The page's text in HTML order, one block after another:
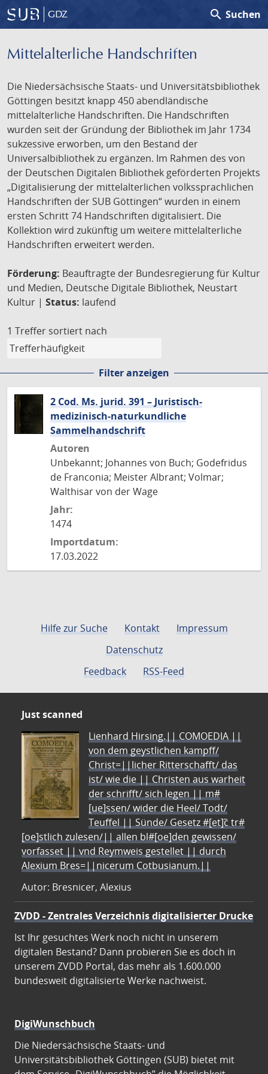
GDZ search Suchen
Mittelalterliche Handschriften
Die Niedersächsische Staats- und Universitätsbibliothek
Göttingen besitzt knapp 450 abendländische
mittelalterliche Handschriften. Die Handschriften
wurden seit der Gründung der Bibliothek im Jahr 1734
sukzessive erworben, um den Bestand der
Universalbibliothek zu ergänzen. Im Rahmen des von
der Deutschen Digitalen Bibliothek geförderten Projekts
„Digitalisierung der mittelalterlichen volkssprachlichen
Handschriften der SUB Göttingen“ wurden in einem
ersten Schritt 74 Handschriften digitalisiert. Die
Kollektion wird zukünftig um weitere mittelalterliche
Handschriften erweitert werden.
Förderung: Beauftragte der Bundesregierung für Kultur
und Medien, Deutsche Digitale Bibliothek, Neustart
Kultur | Status: laufend
1 Treffer sortiert nach
Filter anzeigen
2 Cod. Ms. jurid. 391 – Juristisch-
medizinisch-naturkundliche
Sammelhandschrift
Autoren
Unbekannt; Johannes von Buch; Godefridus
de Franconia; Meister Albrant; Volmar;
Walthisar von der Wage
Jahr:
1474
Importdatum:
17.03.2022
Hilfe zur Suche Kontakt
Impressum
Datenschutz
Feedback
RSS-Feed
Just scanned
Lienhard Hirsing.|| COMOEDIA ||
von dem geystlichen kampff/
Christ=||licher Ritterschafft/ das
ist/ wie die || Christen aus warheit
der schrifft/ sich legen || m#
[ue]ssen/ wider die Heel/ Todt/
Teuffel || Sünde/ Gesetz #[et]c̃ tr#
[oe]stlich zulesen/|| allen bl#[oe]den gewissen/
vorfasset || vnd Reymweis gestellet || durch
Alexium Bres=||nicerum Cotbusianum.||
Autor: Bresnicer, Alexius
ZVDD - Zentrales Verzeichnis digitalisierter Drucke
Ist Ihr gesuchtes Werk noch nicht in unserem
digitalen Bestand? Dann probieren Sie es doch in
unserem ZVDD Portal, das mehr als 1.600.000
bundesweit digitalisierte Werke nachweist.
DigiWunschbuch
Die Niedersächsische Staats- und
Universitätsbibliothek Göttingen (SUB) bietet mit